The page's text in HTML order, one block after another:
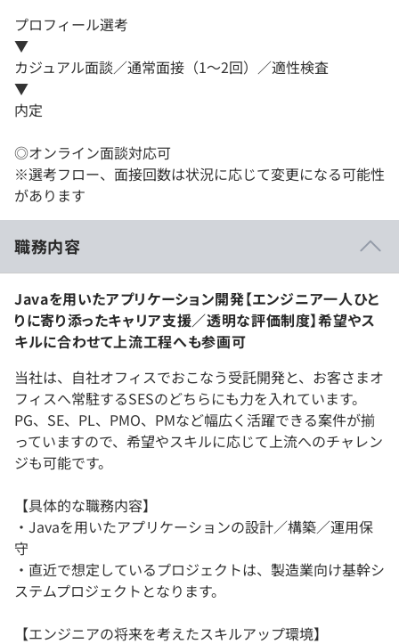
プロフィール選考
▼
カジュアル面談／通常面接（1～2回）／適性検査
▼
内定
◎オンライン面談対応可
※選考フロー、面接回数は状況に応じて変更になる可能性
があります
職務内容
Javaを用いたアプリケーション開発【エンジニア一人ひと
りに寄り添ったキャリア支援／透明な評価制度】希望やス
キルに合わせて上流工程へも参画可
当社は、自社オフィスでおこなう受託開発と、お客さまオ
フィスへ常駐するSESのどちらにも力を入れています。
PG、SE、PL、PMO、PMなど幅広く活躍できる案件が揃
っていますので、希望やスキルに応じて上流へのチャレン
ジも可能です。
【具体的な職務内容】
・Javaを用いたアプリケーションの設計／構築／運用保
守
・直近で想定しているプロジェクトは、製造業向け基幹シ
ステムプロジェクトとなります。
【エンジニアの将来を考えたスキルアップ環境】